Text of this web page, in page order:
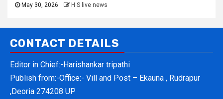
May 30, 2026 H S live news
CONTACT DETAILS
Editor in Chief:-Harishankar tripathi
Publish from:-Office:- Vill and Post – Ekauna , Rudrapur
,Deoria 274208 UP